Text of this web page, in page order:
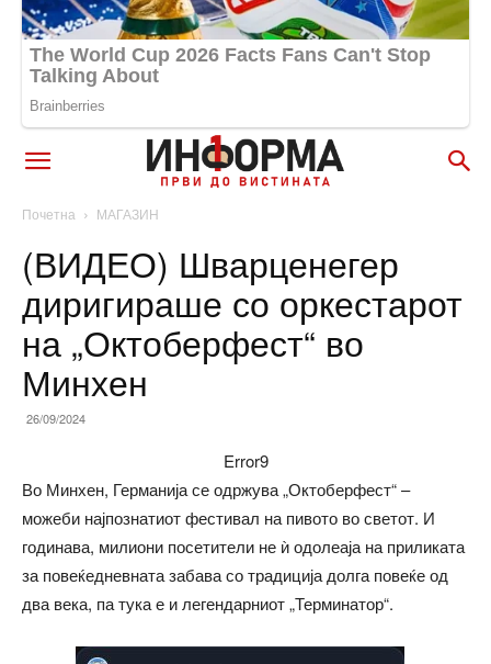
Почетна МАГАЗИН
(ВИДЕО) Шварценегер
диригираше со оркестарот
на „Октоберфест“ во
Минхен
26/09/2024
Error9
Во Минхен, Германија се одржува „Октоберфест“ –
можеби најпознатиот фестивал на пивото во светот. И
годинава, милиони посетители не ѝ одолеаја на приликата
за повеќедневната забава со традиција долга повеќе од
два века, па тука е и легендарниот „Терминатор“.